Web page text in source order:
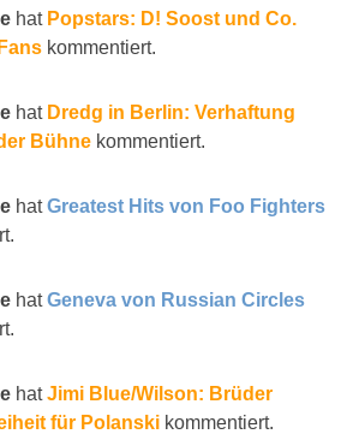
hat Popstars: D! Soost und Co.
kommentiert.
hat Dredg in Berlin: Verhaftung
Bühne kommentiert.
hatGreatest Hits von Foo Fighters
hatGeneva von Russian Circles
hatJimi Blue/Wilson: Brüder
für Polanski kommentiert.